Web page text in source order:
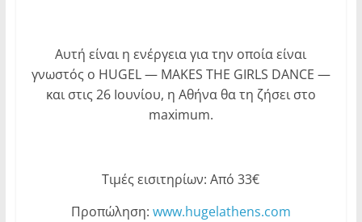
Αυτή είναι η ενέργεια για την οποία είναι
γνωστός ο HUGEL — MAKES THE GIRLS DANCE —
και στις 26 Ιουνίου, η Αθήνα θα τη ζήσει στο
maximum.
Τιμές εισιτηρίων: Από 33€
Προπώληση: www.hugelathens.com